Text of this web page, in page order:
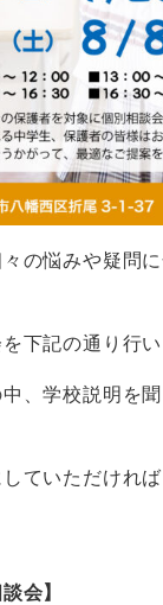
の悩みや疑問
下記の通り行い
、学校説明を
ていただけれ
会】